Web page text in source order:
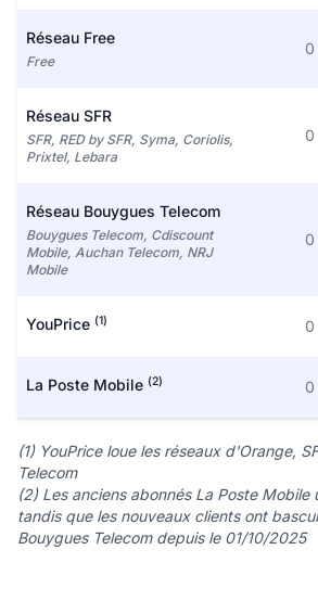
Réseau Free
Free
0
Réseau SFR
SFR, RED by SFR, Syma, Coriolis,
Prixtel, Lebara
0
Réseau Bouygues Telecom
Bouygues Telecom, Cdiscount
Mobile, Auchan Telecom, NRJ
Mobile
0
YouPrice (1) 0
La Poste Mobile (2) 0
(1) YouPrice loue les réseaux d'Orange,
Telecom
(2) Les anciens abonnés La Poste Mobile
tandis que les nouveaux clients ont
Bouygues Telecom depuis le 01/10/2025